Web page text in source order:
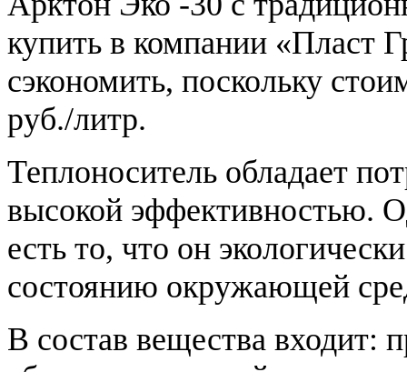
купить в компании «Пласт
сэкономить, поскольку
руб./литр.
Теплоноситель обладает
высокой эффективностью.
есть то, что он
состоянию окружающей
В состав вещества входит: